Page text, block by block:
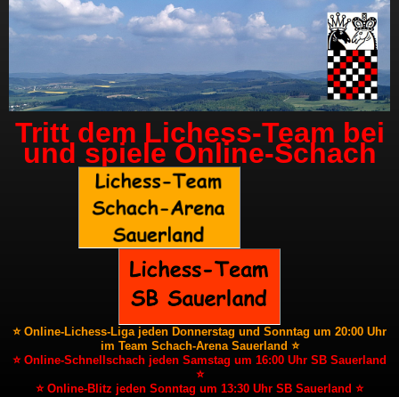
Tritt dem Lichess-Team bei
und spiele Online-Schach
⭐ Online-Lichess-Liga jeden Donnerstag und Sonntag um 20:00 Uhr
im Team Schach-Arena Sauerland ⭐
⭐ Online-Schnellschach jeden Samstag um 16:00 Uhr SB Sauerland
⭐
⭐ Online-Blitz jeden Sonntag um 13:30 Uhr SB Sauerland ⭐